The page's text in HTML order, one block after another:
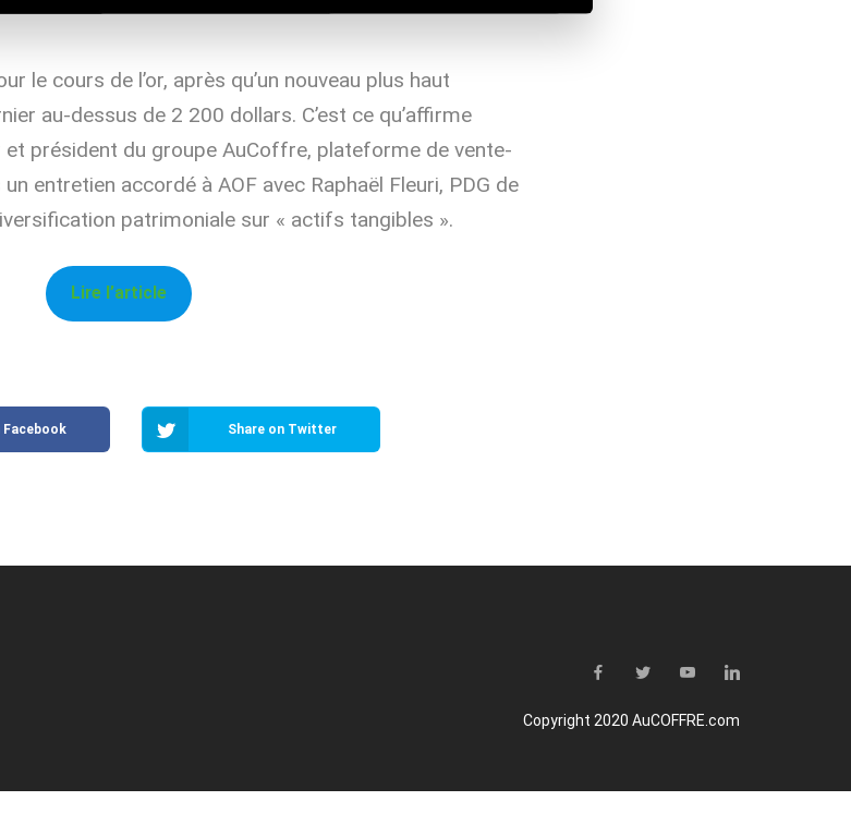
le cours de l’or, après qu’un nouveau plus haut
au-dessus de 2 200 dollars. C’est ce qu’affirme
président du groupe AuCoffre, plateforme de vente-
entretien accordé à AOF avec Raphaël Fleuri, PDG de
patrimoniale sur « actifs tangibles ».
Lire l’article
Facebook Share on Twitter
Copyright 2020 AuCOFFRE.com